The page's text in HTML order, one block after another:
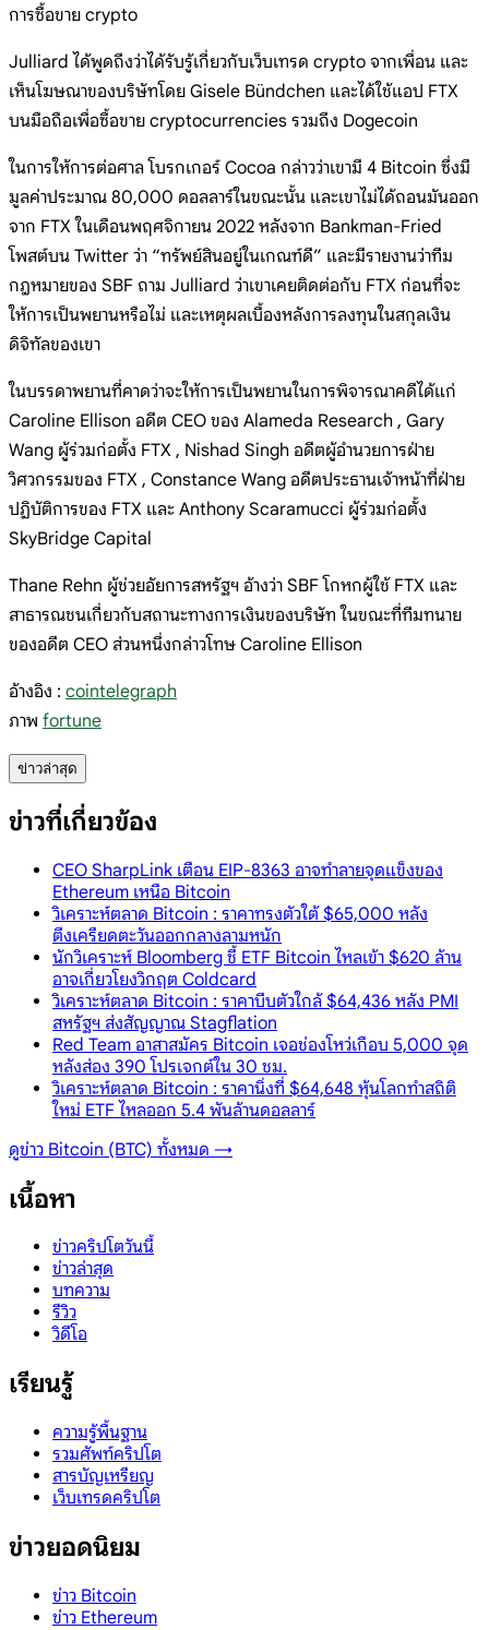
การซื้อขาย crypto
Julliard ได้พูดถึงว่าได้รับรู้เกี่ยวกับเว็บเทรด crypto จากเพื่อน และ
เห็นโฆษณาของบริษัทโดย Gisele Bündchen และได้ใช้แอป FTX
บนมือถือเพื่อซื้อขาย cryptocurrencies รวมถึง Dogecoin
ในการให้การต่อศาล โบรกเกอร์ Cocoa กล่าวว่าเขามี 4 Bitcoin ซึ่งมี
มูลค่าประมาณ 80,000 ดอลลาร์ในขณะนั้น และเขาไม่ได้ถอนมันออก
จาก FTX ในเดือนพฤศจิกายน 2022 หลังจาก Bankman-Fried
โพสต์บน Twitter ว่า “ทรัพย์สินอยู่ในเกณฑ์ดี” และมีรายงานว่าทีม
กฎหมายของ SBF ถาม Julliard ว่าเขาเคยติดต่อกับ FTX ก่อนที่จะ
ให้การเป็นพยานหรือไม่ และเหตุผลเบื้องหลังการลงทุนในสกุลเงิน
ดิจิทัลของเขา
ในบรรดาพยานที่คาดว่าจะให้การเป็นพยานในการพิจารณาคดีได้แก่
Caroline Ellison อดีต CEO ของ Alameda Research , Gary
Wang ผู้ร่วมก่อตั้ง FTX , Nishad Singh อดีตผู้อำนวยการฝ่าย
วิศวกรรมของ FTX , Constance Wang อดีตประธานเจ้าหน้าที่ฝ่าย
ปฏิบัติการของ FTX และ Anthony Scaramucci ผู้ร่วมก่อตั้ง
SkyBridge Capital
Thane Rehn ผู้ช่วยอัยการสหรัฐฯ อ้างว่า SBF โกหกผู้ใช้ FTX และ
สาธารณชนเกี่ยวกับสถานะทางการเงินของบริษัท ในขณะที่ทีมทนาย
ของอดีต CEO ส่วนหนึ่งกล่าวโทษ Caroline Ellison
อ้างอิง : cointelegraph
ภาพ fortune
ข่าวล่าสุด
ข่าวที่เกี่ยวข้อง
CEO SharpLink เตือน EIP-8363 อาจทำลายจุดแข็งของ
Ethereum เหนือ Bitcoin
วิเคราะห์ตลาด Bitcoin : ราคาทรงตัวใต้ $65,000 หลัง
ตึงเครียดตะวันออกกลางลามหนัก
นักวิเคราะห์ Bloomberg ชี้ ETF Bitcoin ไหลเข้า $620 ล้าน
อาจเกี่ยวโยงวิกฤต Coldcard
วิเคราะห์ตลาด Bitcoin : ราคาบีบตัวใกล้ $64,436 หลัง PMI
สหรัฐฯ ส่งสัญญาณ Stagflation
Red Team อาสาสมัคร Bitcoin เจอช่องโหว่เกือบ 5,000 จุด
หลังส่อง 390 โปรเจกต์ใน 30 ชม.
วิเคราะห์ตลาด Bitcoin : ราคานิ่งที่ $64,648 หุ้นโลกทำสถิติ
ใหม่ ETF ไหลออก 5.4 พันล้านดอลลาร์
ดูข่าว Bitcoin (BTC) ทั้งหมด →
เนื้อหา
ข่าวคริปโตวันนี้
ข่าวล่าสุด
บทความ
รีวิว
วิดีโอ
เรียนรู้
ความรู้พื้นฐาน
รวมศัพท์คริปโต
สารบัญเหรียญ
เว็บเทรดคริปโต
ข่าวยอดนิยม
ข่าว Bitcoin
ข่าว Ethereum